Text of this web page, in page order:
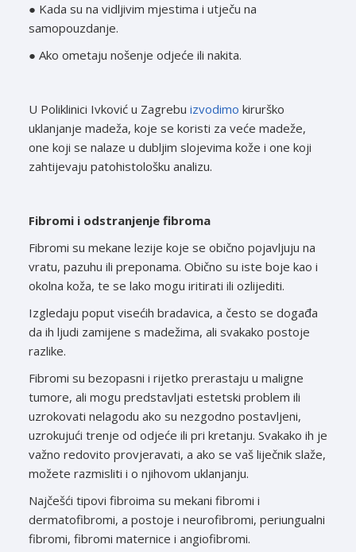
● Kada su na vidljivim mjestima i utječu na
samopouzdanje.
● Ako ometaju nošenje odjeće ili nakita.
U Poliklinici Ivković u Zagrebu izvodimo kirurško
uklanjanje madeža, koje se koristi za veće madeže,
one koji se nalaze u dubljim slojevima kože i one koji
zahtijevaju patohistološku analizu.
Fibromi i odstranjenje fibroma
Fibromi su mekane lezije koje se obično pojavljuju na
vratu, pazuhu ili preponama. Obično su iste boje kao i
okolna koža, te se lako mogu iritirati ili ozlijediti.
Izgledaju poput visećih bradavica, a često se događa
da ih ljudi zamijene s madežima, ali svakako postoje
razlike.
Fibromi su bezopasni i rijetko prerastaju u maligne
tumore, ali mogu predstavljati estetski problem ili
uzrokovati nelagodu ako su nezgodno postavljeni,
uzrokujući trenje od odjeće ili pri kretanju. Svakako ih je
važno redovito provjeravati, a ako se vaš liječnik slaže,
možete razmisliti i o njihovom uklanjanju.
Najčešći tipovi fibroima su mekani fibromi i
dermatofibromi, a postoje i neurofibromi, periungualni
fibromi, fibromi maternice i angiofibromi.